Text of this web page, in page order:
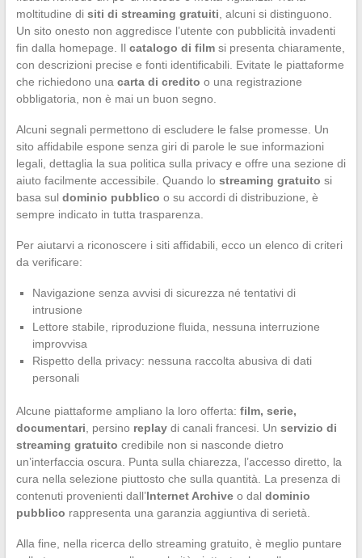
moltitudine di siti di streaming gratuiti , alcuni si distinguono.
Un sito onesto non aggredisce l’utente con pubblicità invadenti
fin dalla homepage. Il catalogo di filmsi presenta chiaramente,
con descrizioni precise e fonti identificabili. Evitate le piattaforme
che richiedono una carta di credito o una registrazione
obbligatoria, non è mai un buon segno.
Alcuni segnali permettono di escludere le false promesse. Un
sito affidabile espone senza giri di parole le sue informazioni
legali, dettaglia la sua politica sulla privacy e offre una sezione di
aiuto facilmente accessibile. Quando lo streaming gratuito si
basa sul dominio pubblico o su accordi di distribuzione, è
sempre indicato in tutta trasparenza.
Per aiutarvi a riconoscere i siti affidabili, ecco un elenco di criteri
da verificare:
Navigazione senza avvisi di sicurezza né tentativi di
intrusione
Lettore stabile, riproduzione fluida, nessuna interruzione
improvvisa
Rispetto della privacy: nessuna raccolta abusiva di dati
personali
Alcune piattaforme ampliano la loro offerta: film, serie,
documentari , persino replaydi canali francesi. Un servizio di
streaming gratuito credibile non si nasconde dietro
un’interfaccia oscura. Punta sulla chiarezza, l’accesso diretto, la
cura nella selezione piuttosto che sulla quantità. La presenza di
contenuti provenienti dall’Internet Archiveo dal dominio
pubblico rappresenta una garanzia aggiuntiva di serietà.
Alla fine, nella ricerca dello streaming gratuito, è meglio puntare